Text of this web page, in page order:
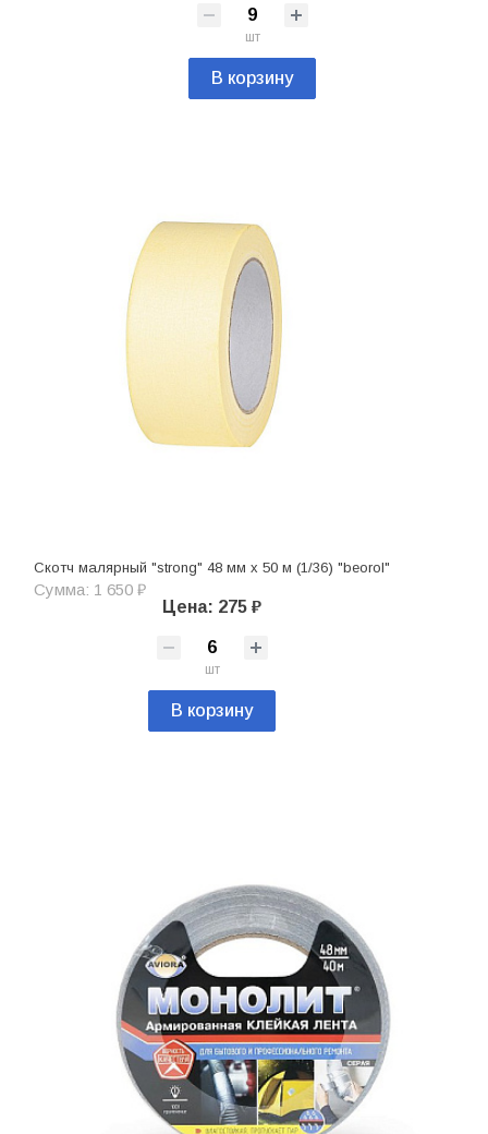
шт
В корзину
Скотч малярный "strong" 48 мм х 50 м (1/36) "beorol"
Сумма: 1 650 ₽
Цена: 275 ₽
шт
В корзину